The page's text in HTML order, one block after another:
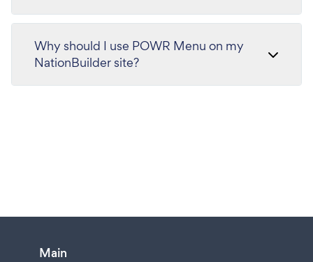
Why should I use POWR Menu on my
NationBuilder site?
Main